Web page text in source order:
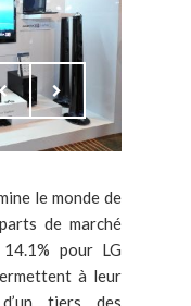
le monde de
de marché
pour LG
à leur
tiers des